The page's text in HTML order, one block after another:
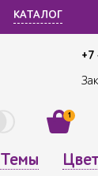
КАТАЛОГ
1
Темы